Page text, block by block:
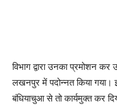
विभाग द्वारा उनका प्रमोशन कर
लखनपुर में पदोन्नत किया
बंधियाचुआ से तो कार्यमुक्त कर